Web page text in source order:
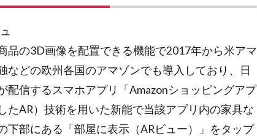
品の3D画像を配置できる機能で2017年から米アマ
などの欧州各国のアマゾンでも導入しており、日
配信するスマホアプリ「Amazonショッピングアプ
たAR）技術を用いた新能で当該アプリ内の家具な
下部にある「部屋に表示（ARビュー）」をタップ